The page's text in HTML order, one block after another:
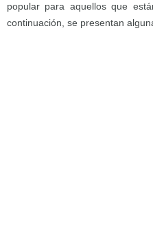
popular para aquellos que
continuación, se presentan